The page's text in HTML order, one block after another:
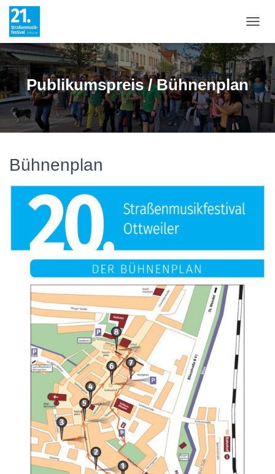
A
V
I
G
A
T
N
Publikumspreis / Bühnenplan
Bühnenplan